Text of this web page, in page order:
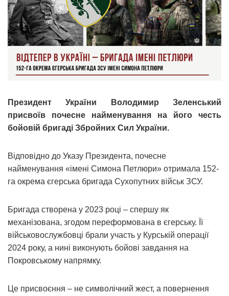
Президент України Володимир Зеленський
присвоїв почесне найменування на його честь
бойовій бригаді Збройних Сил України.
Відповідно до Указу Президента, почесне
найменування «імені Симона Петлюри» отримала 152-
га окрема єгерська бригада Сухопутних військ ЗСУ.
Бригада створена у 2023 році – спершу як
механізована, згодом переформована в єгерську. Її
військовослужбовці брали участь у Курській операції
2024 року, а нині виконують бойові завдання на
Покровському напрямку.
Це присвоєння – не символічний жест, а повернення